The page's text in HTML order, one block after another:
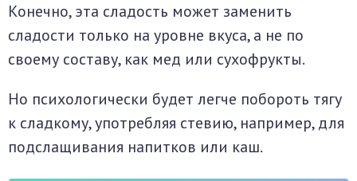
Конечно, эта сладость может заменить
сладости только на уровне вкуса, а не по
своему составу, как мед или сухофрукты.
Но психологически будет легче побороть тягу
к сладкому, употребляя стевию, например, для
подслащивания напитков или каш.